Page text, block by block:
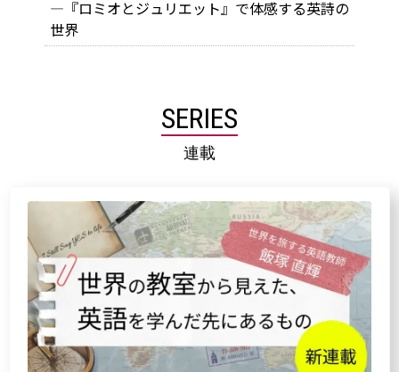
―『ロミオとジュリエット』で体感する英詩の
世界
SERIES
連載